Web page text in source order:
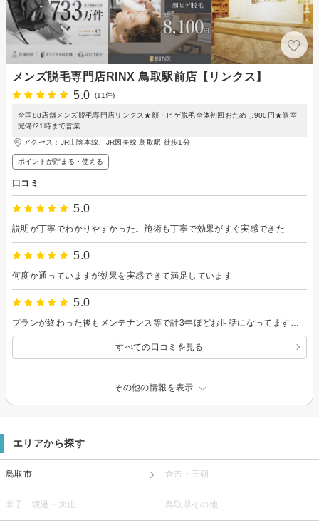
メンズ脱毛専門店RINX 鳥取駅前店【リンクス】
5.0
(11件)
全国88店舗メンズ脱毛専門店リンクス★顔・ヒゲ脱毛全体初回おためし900円★個室
完備/21時まで営業
アクセス：JR山陰本線、JR因美線 鳥取駅 徒歩1分
ポイントが貯まる・使える
口コミ
5.0
説明が丁寧でわかりやすかった。施術も丁寧で効果がすぐ実感できた
5.0
何度か通っていますが効果を実感できて満足しています
5.0
すべての口コミを見る
その他の情報を表示
エリアから探す
鳥取市 倉吉・三朝
米子・境港・大山 鳥取県その他